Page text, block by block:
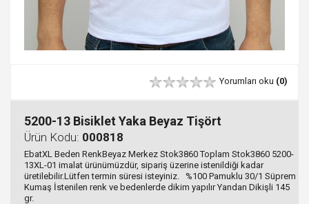
Yorumları oku (0)
5200-13 Bisiklet Yaka Beyaz Tişört
Ürün Kodu: 000818
EbatXL Beden RenkBeyaz Merkez Stok3860 Toplam Stok3860 5200-
13XL-01 imalat ürünümüzdür, sipariş üzerine istenildiği kadar
üretilebilir.Lütfen termin süresi isteyiniz. %100 Pamuklu 30/1 Süprem
Kumaş İstenilen renk ve bedenlerde dikim yapılır Yandan Dikişli 145
gr.